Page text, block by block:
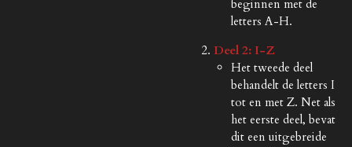
beginnen met de
letters A-H.
Deel 2: I-Z
Het tweede deel
behandelt de letters I
tot en met Z. Net als
het eerste deel, bevat
dit een uitgebreide